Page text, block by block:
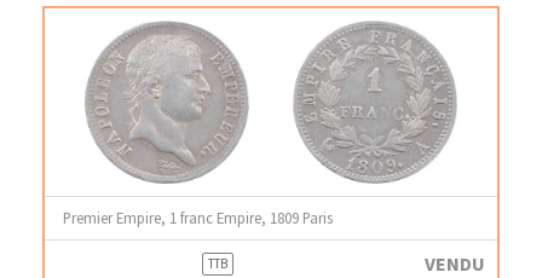
Premier Empire, 1 franc Empire, 1809 Paris
TTB VENDU